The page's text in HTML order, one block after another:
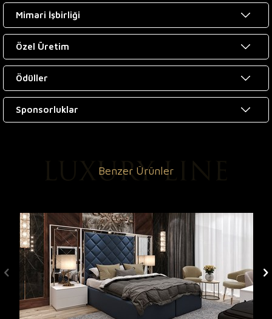
Mimari İşbirliği
Özel Üretim
Ödüller
Sponsorluklar
Benzer Ürünler